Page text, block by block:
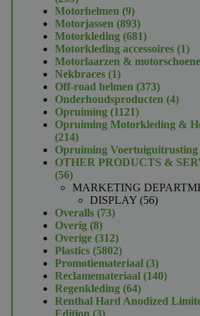
producten
Motorhelmen 99
producten
Motorjassen 893893
producten
Motorkleding 681681
producten
Motorkleding accessoires 11
Motorlaarzen &
Nekbraces 11
product
Off-road helmen 373373
producten
Onderhoudsproducten 44
Opruiming 11211121
producten
Opruiming Motorkleding &
214214
producten
Opruiming Voertuiguitrusting
OTHER PRODUCTS &
5656
producten
MARKETING
DISPLAY 5656
Overalls 7373
Overig 88
producten
Overige 312312
producten
Plastics 58025802
producten
Promotiemateriaal 33
producten
Reclamemateriaal 140140
Regenkleding 6464
producten
Renthal Hard Anodized
Edition 33